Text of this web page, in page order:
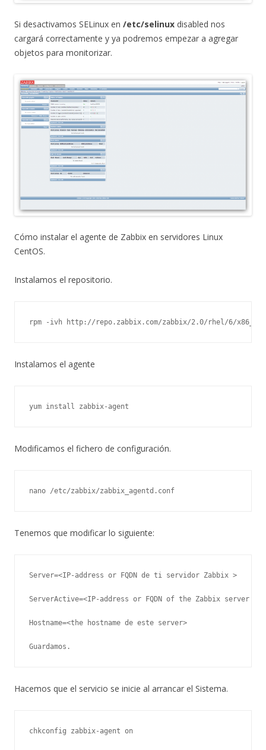
Si desactivamos SELinux en /etc/selinux disabled nos
cargará correctamente y ya podremos empezar a agregar
objetos para monitorizar.
Cómo instalar el agente de Zabbix en servidores Linux
CentOS.
Instalamos el repositorio.
rpm -ivh http://repo.zabbix.com/zabbix/2.0/rhel/6/
Instalamos el agente
yum install zabbix-agent
Modificamos el fichero de configuración.
nano /etc/zabbix/zabbix_agentd.conf
Tenemos que modificar lo siguiente:
Server=<IP-address or FQDN de ti servidor Zabbix >
ServerActive=<IP-address or FQDN of the Zabbix server
Hostname=<the hostname de este server>
Guardamos.
Hacemos que el servicio se inicie al arrancar el Sistema.
chkconfig zabbix-agent on